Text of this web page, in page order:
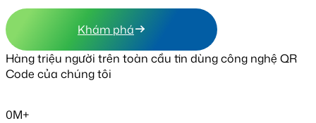
Khám phá
Hàng triệu người trên toàn cầu tin dùng công nghệ QR
Code của chúng tôi
0M+